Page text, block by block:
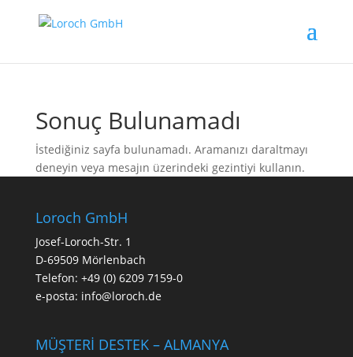
Sonuç Bulunamadı
İstediğiniz sayfa bulunamadı. Aramanızı daraltmayı
deneyin veya mesajın üzerindeki gezintiyi kullanın.
Loroch GmbH
Josef-Loroch-Str. 1
D-69509 Mörlenbach
Telefon: +49 (0) 6209 7159-0
e-posta: info@loroch.de
MÜŞTERİ DESTEK – ALMANYA